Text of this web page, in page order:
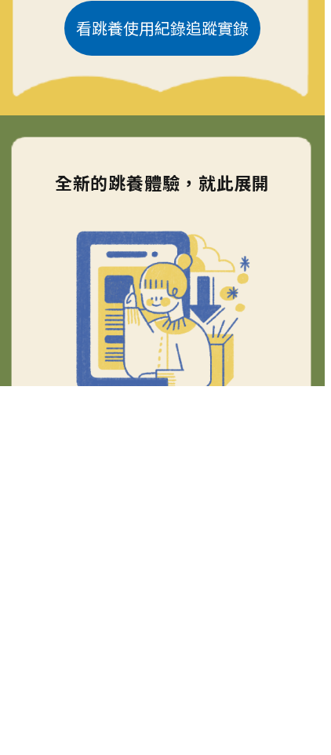
看跳養使用紀錄追蹤實錄
全新的跳養體驗，就此展開